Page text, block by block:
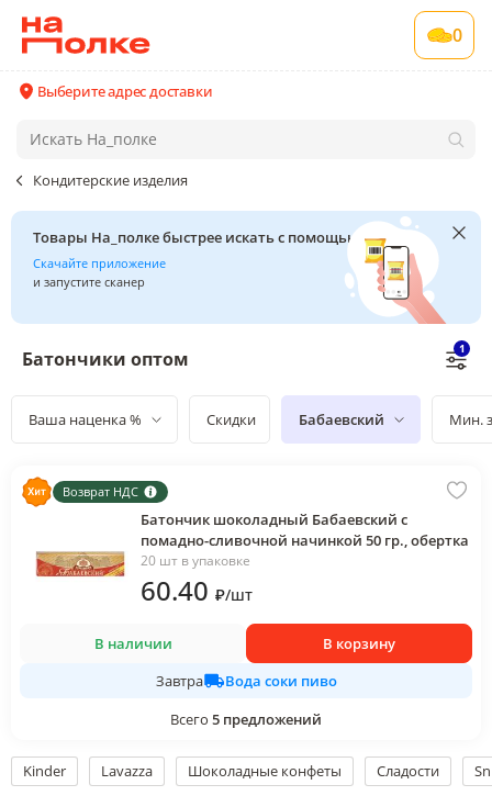
0
Выберите адрес доставки
Кондитерские изделия
Товары На_полке быстрее искать с помощью сканера
Скачайте приложение
и запустите сканер
Батончики оптом 1
Ваша наценка % Скидки Бабаевский Мин.
Возврат НДС
Батончик шоколадный Бабаевский с
помадно-сливочной начинкой 50 гр., обертка
20 шт в упаковке
60.40 ₽/шт
В наличии
В корзину
Завтра
Вода соки пиво
Всего 5 предложений
Kinder Lavazza Шоколадные конфеты Сладости